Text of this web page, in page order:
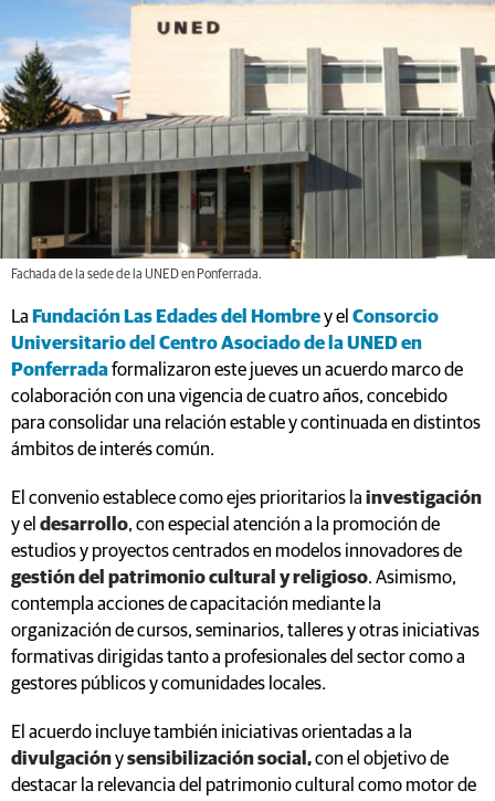
Fachada de la sede de la UNED en Ponferrada.
La Fundación Las Edades del Hombrey el Consorcio
Universitario del Centro Asociado de la UNED en
Ponferradaformalizaron este jueves un acuerdo marco de
colaboración con una vigencia de cuatro años, concebido
para consolidar una relación estable y continuada en distintos
ámbitos de interés común.
El convenio establece como ejes prioritarios la investigación
y el desarrollo, con especial atención a la promoción de
estudios y proyectos centrados en modelos innovadores de
gestión del patrimonio cultural y religioso. Asimismo,
contempla acciones de capacitación mediante la
organización de cursos, seminarios, talleres y otras iniciativas
formativas dirigidas tanto a profesionales del sector como a
gestores públicos y comunidades locales.
El acuerdo incluye también iniciativas orientadas a la
divulgaciónysensibilización social,con el objetivo de
destacar la relevancia del patrimonio cultural como motor de